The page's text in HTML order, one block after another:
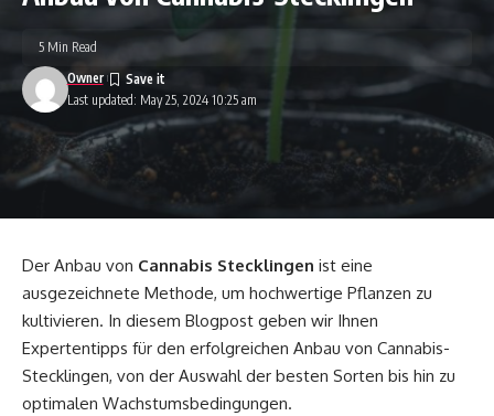
Last updated: May 25, 2024 10:25 am
Owner
5 Min Read
Der Anbau von Cannabis Stecklingen ist eine
ausgezeichnete Methode, um hochwertige Pflanzen zu
kultivieren. In diesem Blogpost geben wir Ihnen
Expertentipps für den erfolgreichen Anbau von Cannabis-
Stecklingen, von der Auswahl der besten Sorten bis hin zu
optimalen Wachstumsbedingungen.